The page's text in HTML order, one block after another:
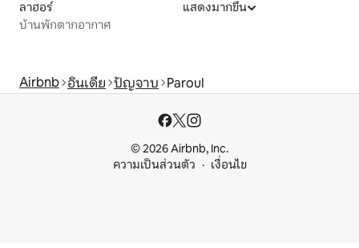
ลาฮอร์
บ้านพักตากอากาศ
แสดงมากขึ้น
Airbnb อินเดีย ปัญจาบ Paroul
© 2026 Airbnb, Inc.
ความเป็นส่วนตัว
เงื่อนไข